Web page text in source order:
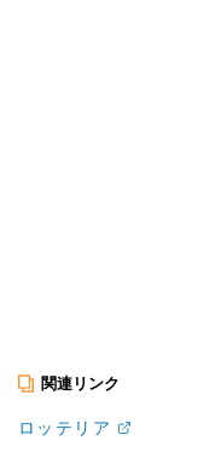
関連リンク
ロッテリア